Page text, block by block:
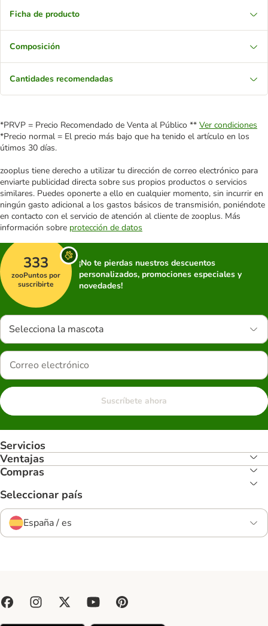
Ficha de producto
Composición
Cantidades recomendadas
*PRVP = Precio Recomendado de Venta al Público ** Ver condiciones
*Precio normal = El precio más bajo que ha tenido el artículo en los
útimos 30 días.
zooplus tiene derecho a utilizar tu dirección de correo electrónico para
enviarte publicidad directa sobre sus propios productos o servicios
similares. Puedes oponerte a ello en cualquier momento, sin incurrir en
ningún gasto adicional a los gastos básicos de transmisión, poniéndote
en contacto con el servicio de atención al cliente de zooplus. Más
información sobre protección de datos
333
zooPuntos por
suscribirte
¡No te pierdas nuestros descuentos
personalizados, promociones especiales y
novedades!
Selecciona la mascota
Suscríbete ahora
Servicios
Ventajas
Compras
Seleccionar país
España / es